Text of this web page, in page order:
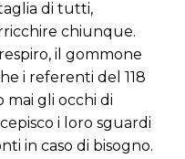
di tutti,
chiunque.
il gommone
i referenti del 118
mai gli occhi di
i loro sguardi
in caso di bisogno.